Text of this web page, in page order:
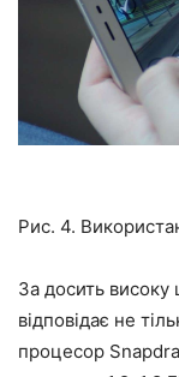
Рис. 4.
За досить високу
відповідає не
процесор